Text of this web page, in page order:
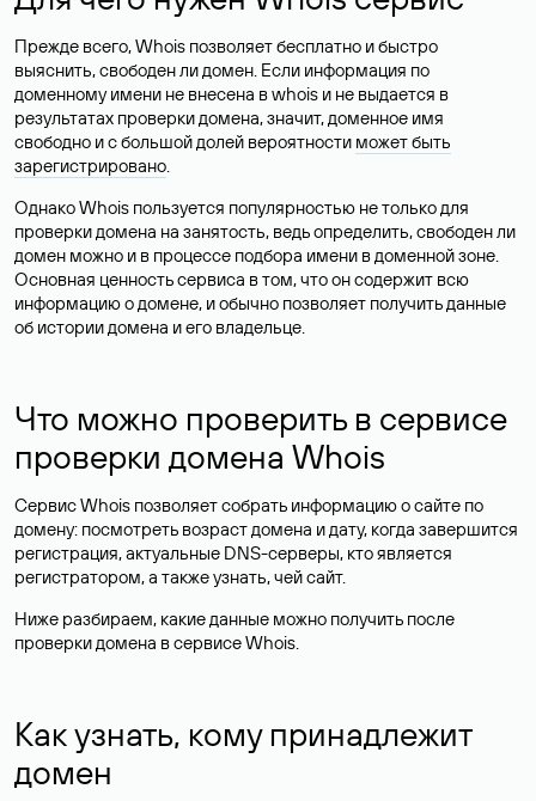
Прежде всего, Whois позволяет бесплатно и быстро
выяснить, свободен ли домен. Если информация по
доменному имени не внесена в whois и не выдается в
результатах проверки домена, значит, доменное имя
свободно и с большой долей вероятности может быть
зарегистрировано.
Однако Whois пользуется популярностью не только для
проверки домена на занятость, ведь определить, свободен ли
домен можно и в процессе подбора имени в доменной зоне.
Основная ценность сервиса в том, что он содержит всю
информацию о домене, и обычно позволяет получить данные
об истории домена и его владельце.
Что можно проверить в сервисе
проверки домена Whois
Сервис Whois позволяет собрать информацию о сайте по
домену: посмотреть возраст домена и дату, когда завершится
регистрация, актуальные DNS-серверы, кто является
регистратором, а также узнать, чей сайт.
Ниже разбираем, какие данные можно получить после
проверки домена в сервисе Whois.
Как узнать, кому принадлежит
домен